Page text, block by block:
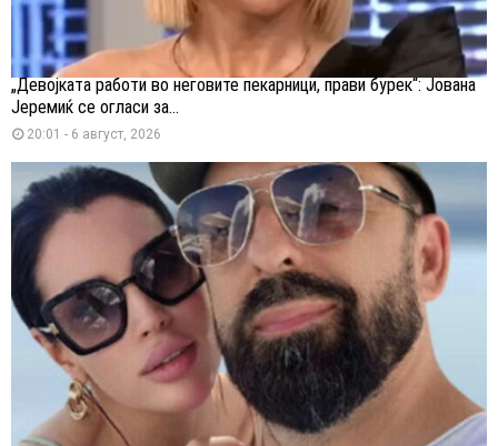
„Девојката работи во неговите пекарници, прави бурек“: Јована
Јеремиќ се огласи за...
20:01 - 6 август, 2026